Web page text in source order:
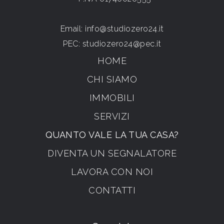
Email: info@studiozero24.it
PEC: studiozero24@pec.it
HOME
CHI SIAMO
IMMOBILI
SERVIZI
QUANTO VALE LA TUA CASA?
DIVENTA UN SEGNALATORE
LAVORA CON NOI
CONTATTI